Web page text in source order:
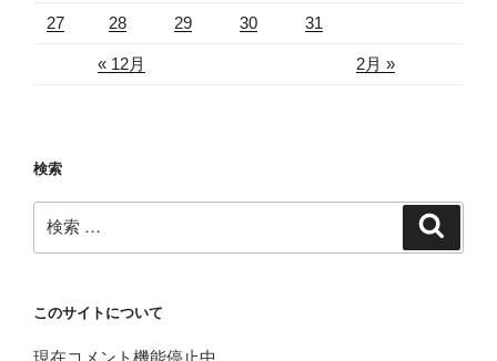
« 12月 2月 »
27 28 29 30 31
検索
検
索:
このサイトについて